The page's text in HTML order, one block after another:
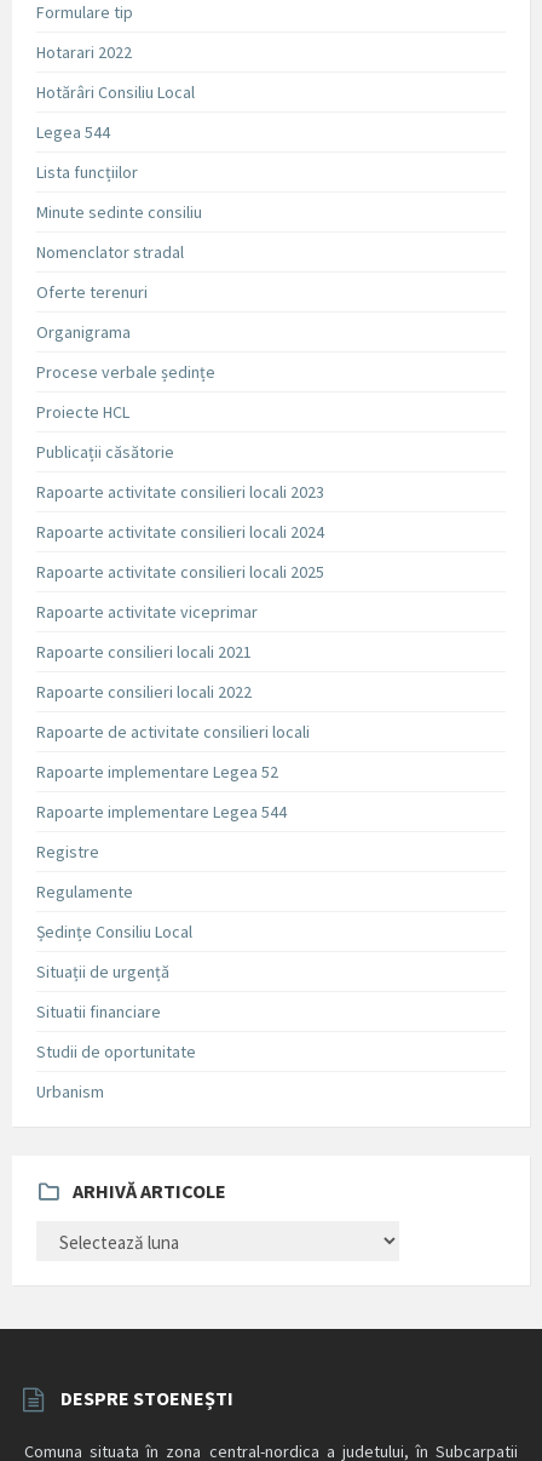
Formulare tip
Hotarari 2022
Hotărâri Consiliu Local
Legea 544
Lista funcțiilor
Minute sedinte consiliu
Nomenclator stradal
Oferte terenuri
Organigrama
Procese verbale ședințe
Proiecte HCL
Publicații căsătorie
Rapoarte activitate consilieri locali 2023
Rapoarte activitate consilieri locali 2024
Rapoarte activitate consilieri locali 2025
Rapoarte activitate viceprimar
Rapoarte consilieri locali 2021
Rapoarte consilieri locali 2022
Rapoarte de activitate consilieri locali
Rapoarte implementare Legea 52
Rapoarte implementare Legea 544
Registre
Regulamente
Ședințe Consiliu Local
Situații de urgență
Situatii financiare
Studii de oportunitate
Urbanism
ARHIVĂ ARTICOLE
ARTICOLE
DESPRE STOENEȘTI
Comuna situata în zona central-nordica a judetului, în Subcarpatii